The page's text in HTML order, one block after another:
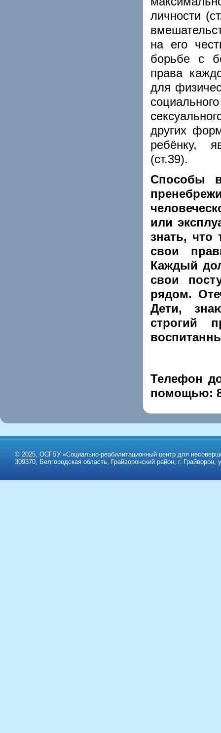
личности
на его
борьбе с
права
для
других
ребёнку,
(ст.39).
Способы
или
знать, что
свои
Каждый
свои
рядом.
Дети,
строгий
Телефон
помощью: 8
© 2025, ОСГБУ «Социально-реабилитационный центр для
309370, Белгородская область, Грайворонский район, г.